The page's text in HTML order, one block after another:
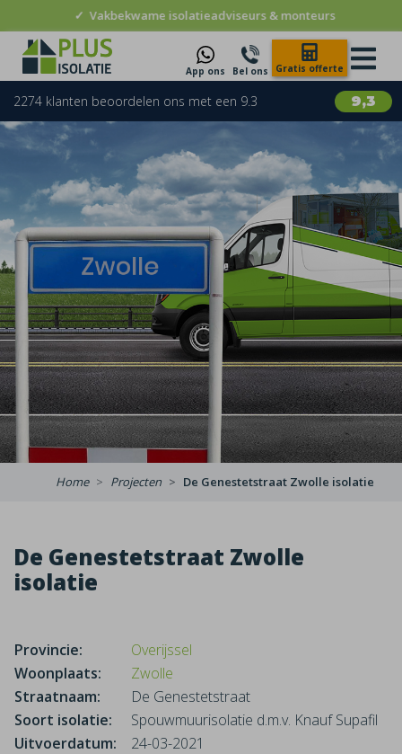
✓ Vakbekwame isolatieadviseurs & monteurs
App ons Bel ons Gratis offerte
9,3
2274 klanten beoordelen ons met een 9.3
Home Projecten De Genestetstraat Zwolle isolatie
De Genestetstraat Zwolle
isolatie
Provincie:
Overijssel
Woonplaats:
Zwolle
Straatnaam:
De Genestetstraat
Soort isolatie:
Spouwmuurisolatie d.m.v. Knauf Supafil
Uitvoerdatum:
24-03-2021